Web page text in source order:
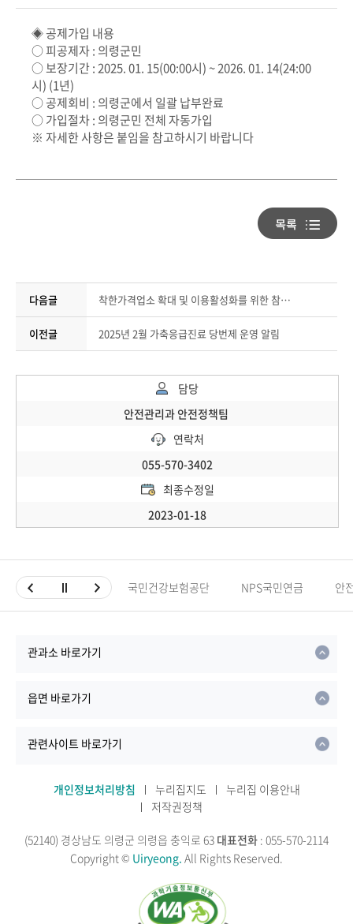
◈ 공제가입 내용
○ 피공제자 : 의령군민
○ 보장기간 : 2025. 01. 15(00:00시) ~ 2026. 01. 14(24:00
시) (1년)
○ 공제회비 : 의령군에서 일괄 납부완료
○ 가입절차 : 의령군민 전체 자동가입
※ 자세한 사항은 붙임을 참고하시기 바랍니다
다음글 착한가격업소 확대 및 이용활성화를 위한 참여 안내
이전글 2025년 2월 가축응급진료 당번제 운영 알림
담당
안전관리과 안전정책팀
연락처
055-570-3402
최종수정일
2023-01-18
국민건강보험공단 NPS국민연금 안
관과소 바로가기
읍면 바로가기
관련사이트 바로가기
개인정보처리방침 누리집지도
누리집 이용안내
저작권정책
(52140) 경상남도 의령군 의령읍 충익로 63 대표전화 : 055-570-2114
Copyright © Uiryeong. All Rights Reserved.